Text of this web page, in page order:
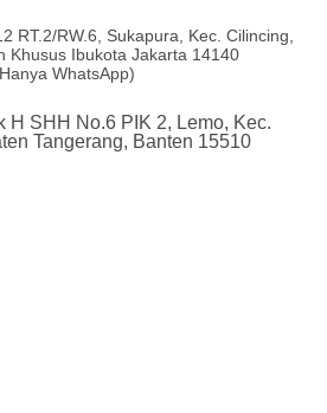
RT.2/RW.6, Sukapura, Kec. Cilincing,
Khusus Ibukota Jakarta 14140
WhatsApp)
H SHH No.6 PIK 2, Lemo, Kec.
Tangerang, Banten 15510